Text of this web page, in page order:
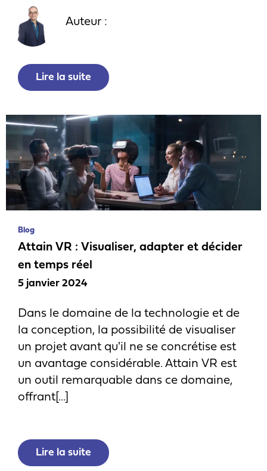
Auteur :
Lire la suite
Blog
Attain VR : Visualiser, adapter et décider
en temps réel
5 janvier 2024
Dans le domaine de la technologie et de
la conception, la possibilité de visualiser
un projet avant qu'il ne se concrétise est
un avantage considérable. Attain VR est
un outil remarquable dans ce domaine,
offrant[...]
Lire la suite